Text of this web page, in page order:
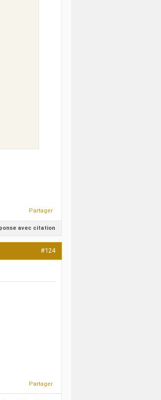
Partager
avec citation
#124
Partager